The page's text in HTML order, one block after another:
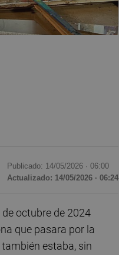
Publicado: 14/05/2026 · 06:00
Actualizado: 14/05/2026 · 06:24
octubre de 2024
que pasara por la
estaba, sin